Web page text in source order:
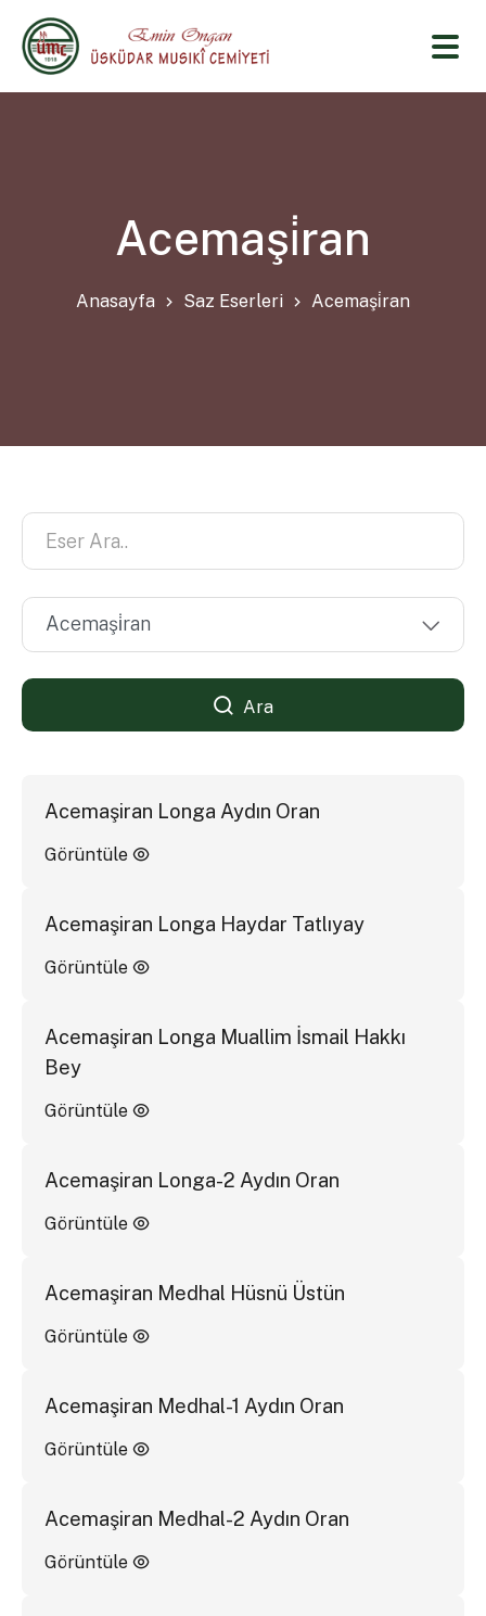
Acemaşi̇ran
Anasayfa Saz Eserleri Acemaşi̇ran
Ara
Acemaşiran Longa Aydın Oran
Görüntüle
Acemaşiran Longa Haydar Tatlıyay
Görüntüle
Acemaşiran Longa Muallim İsmail Hakkı
Bey
Görüntüle
Acemaşiran Longa-2 Aydın Oran
Görüntüle
Acemaşiran Medhal Hüsnü Üstün
Görüntüle
Acemaşiran Medhal-1 Aydın Oran
Görüntüle
Acemaşiran Medhal-2 Aydın Oran
Görüntüle